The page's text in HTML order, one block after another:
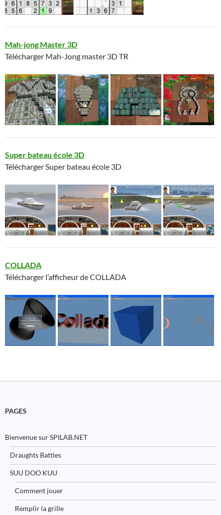
Mah-jong Master 3D
Télécharger Mah-Jong master 3D TR
Super bateau école 3D
Télécharger Super bateau école 3D
COLLADA
Télécharger l’afficheur de COLLADA
PAGES
Bienvenue sur SPILAB.NET
Draughts Battles
SUU DOO KUU
Comment jouer
Remplir la grille